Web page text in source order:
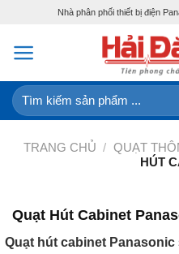
content
Nhà phân phối thiết bị điện
Tìm
kiếm:
TRANG CHỦ / QUẠT
HÚT
Quạt Hút Cabinet
Quạt hút cabinet Panasonic